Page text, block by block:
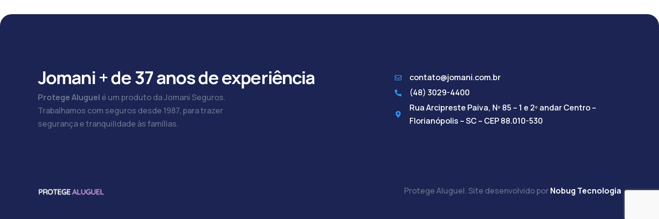
Jomani + de 37 anos de experiência
Protege Aluguel é um produto da Jomani Seguros.
Trabalhamos com seguros desde 1987, para trazer
segurança e tranquilidade às famílias.
contato@jomani.com.br
(48) 3029-4400
Rua Arcipreste Paiva, Nº 85 – 1 e 2º andar Centro –
Florianópolis – SC – CEP 88.010-530
Protege Aluguel. Site desenvolvido porNobug Tecnologia